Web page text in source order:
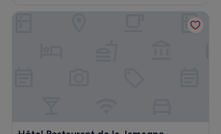
de
173 €